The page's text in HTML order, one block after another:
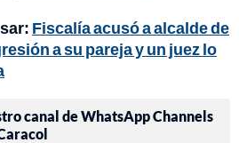
Fiscalía acusó a alcalde de
a su pareja y un juez lo
canal de WhatsApp Channels